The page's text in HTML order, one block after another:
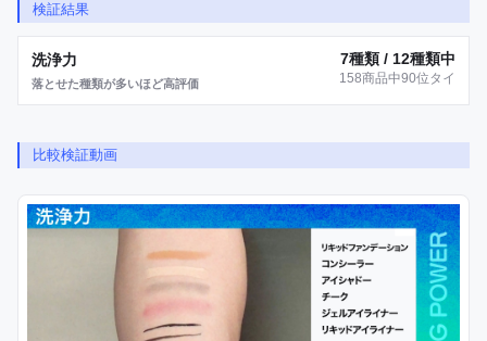
検証結果
洗浄力
落とせた種類が多いほど高評価
7種類 / 12種類中
158商品中90位タイ
比較検証動画